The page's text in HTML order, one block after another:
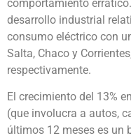
comportamiento
desarrollo industrial
consumo eléctrico con
Salta, Chaco y
respectivamente.
El crecimiento del 13%
(que involucra a autos,
últimos 12 meses es un